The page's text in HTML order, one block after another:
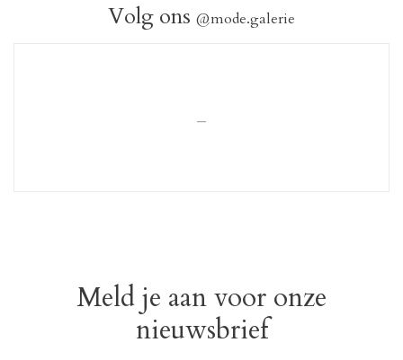
Volg ons @mode.galerie
_
Meld je aan voor onze
nieuwsbrief